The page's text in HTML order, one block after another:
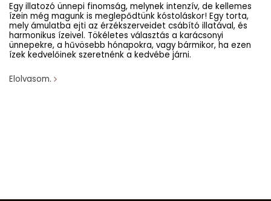
Egy illatozó ünnepi finomság, melynek intenzív, de kellemes
ízein még magunk is meglepődtünk kóstoláskor! Egy torta,
mely ámulatba ejti az érzékszerveidet csábító illatával, és
harmonikus ízeivel. Tökéletes választás a karácsonyi
ünnepekre, a hűvösebb hónapokra, vagy bármikor, ha ezen
ízek kedvelőinek szeretnénk a kedvébe járni.
Elolvasom.